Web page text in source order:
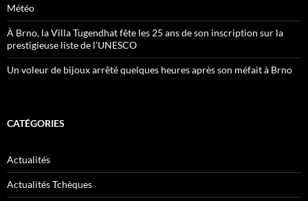
Météo
À Brno, la Villa Tugendhat fête les 25 ans de son inscription sur la
prestigieuse liste de l’UNESCO
Un voleur de bijoux arrêté quelques heures après son méfait à Brno
CATÉGORIES
Actualités
Actualités Tchèques